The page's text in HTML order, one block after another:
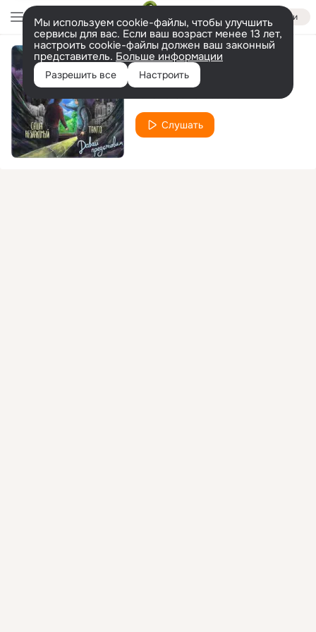
Войти
Мы используем cookie-файлы, чтобы улучшить
сервисы для вас. Если ваш возраст менее 13 лет,
настроить cookie-файлы должен ваш законный
представитель. Больше информации
Разрешить все Настроить
Паруса
Слушать